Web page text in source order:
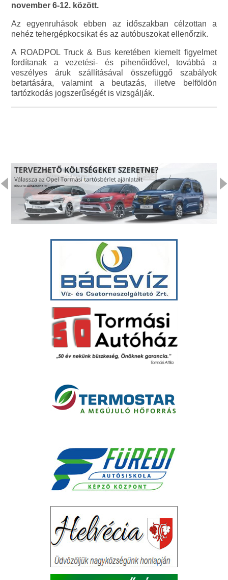
november 6-12. között.
Az egyenruhások ebben az időszakban célzottan a
nehéz tehergépkocsikat és az autóbuszokat ellenőrzik.
A ROADPOL Truck & Bus keretében kiemelt figyelmet
fordítanak a vezetési- és pihenőidővel, továbbá a
veszélyes áruk szállításával összefüggő szabályok
betartására, valamint a beutazás, illetve belföldön
tartózkodás jogszerűségét is vizsgálják.